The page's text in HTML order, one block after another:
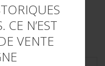
CE N’EST
VENTE